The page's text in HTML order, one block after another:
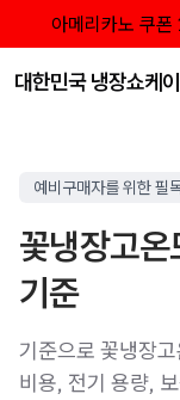
아메리카노 쿠
대한민국 냉장쇼케
예비구매자를 위한 필
꽃냉장고
기준
기준으로 꽃냉장
비용, 전기 용량,